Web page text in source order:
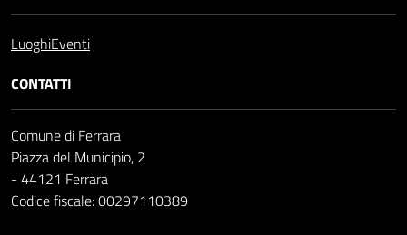
LuoghiEventi
CONTATTI
Comune di Ferrara
Piazza del Municipio, 2
- 44121 Ferrara
Codice fiscale: 00297110389